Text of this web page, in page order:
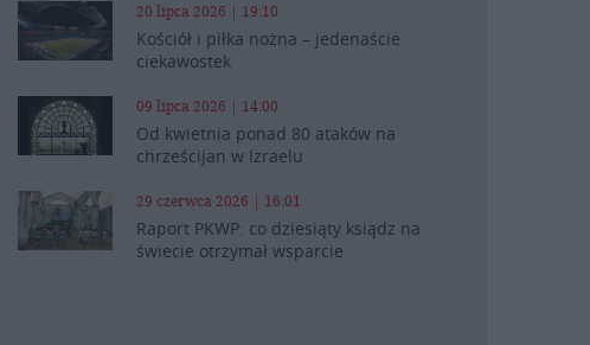
20 lipca 2026 | 19:10
Kościół i piłka nożna – jedenaście
ciekawostek
09 lipca 2026 | 14:00
Od kwietnia ponad 80 ataków na
chrześcijan w Izraelu
29 czerwca 2026 | 16:01
Raport PKWP: co dziesiąty ksiądz na
świecie otrzymał wsparcie